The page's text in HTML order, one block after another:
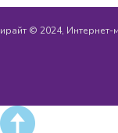
© 2024,